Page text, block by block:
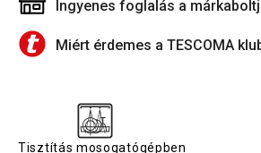
Ingyenes foglalás a
Miért érdemes a TESCOMA
Tisztítás mosogatógépben